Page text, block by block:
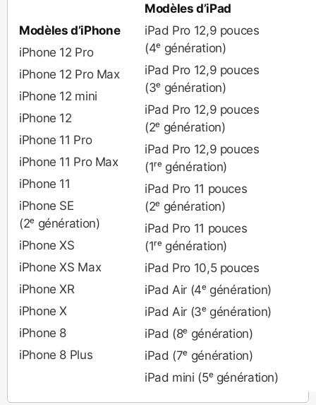
Modèles d’iPhone
iPhone 12 Pro
iPhone 12 Pro Max
iPhone 12 mini
iPhone 12
iPhone 11 Pro
iPhone 11 Pro Max
iPhone 11
iPhone SE
(2ᵉ génération)
iPhone XS
iPhone XS Max
iPhone XR
iPhone X
iPhone 8
iPhone 8 Plus
Modèles d’iPad
iPad Pro 12,9 pouces
(4ᵉ génération)
iPad Pro 12,9 pouces
(3ᵉ génération)
iPad Pro 12,9 pouces
(2ᵉ génération)
iPad Pro 12,9 pouces
(1ʳᵉ génération)
iPad Pro 11 pouces
(2ᵉ génération)
iPad Pro 11 pouces
(1ʳᵉ génération)
iPad Pro 10,5 pouces
iPad Air (4ᵉ génération)
iPad Air (3ᵉ génération)
iPad (8ᵉ génération)
iPad (7ᵉ génération)
iPad mini (5ᵉ génération)